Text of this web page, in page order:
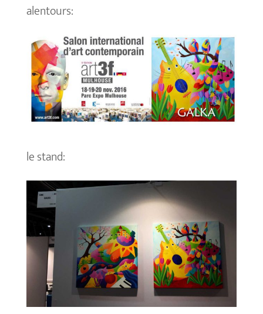
alentours:
le stand: